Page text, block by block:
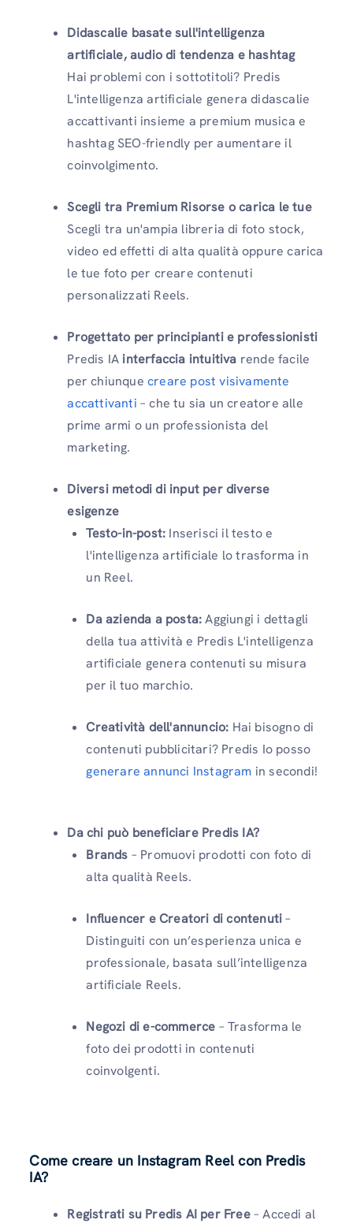
Didascalie basate sull'intelligenza
artificiale, audio di tendenza e hashtag
Hai problemi con i sottotitoli? Predis
L'intelligenza artificiale genera didascalie
accattivanti insieme a premium musica e
hashtag SEO-friendly per aumentare il
coinvolgimento.
Scegli tra Premium Risorse o carica le tue
Scegli tra un'ampia libreria di foto stock,
video ed effetti di alta qualità oppure carica
le tue foto per creare contenuti
personalizzati Reels.
Progettato per principianti e professionisti
Predis IA interfaccia intuitiva rende facile
per chiunque creare post visivamente
accattivanti – che tu sia un creatore alle
prime armi o un professionista del
marketing.
Diversi metodi di input per diverse
esigenze
Testo-in-post: Inserisci il testo e
l'intelligenza artificiale lo trasforma in
un Reel.
Da azienda a posta:Aggiungi i dettagli
della tua attività e Predis L'intelligenza
artificiale genera contenuti su misura
per il tuo marchio.
Creatività dell'annuncio: Hai bisogno di
contenuti pubblicitari? Predis Io posso
generare annunci Instagram in secondi!
Da chi può beneficiare Predis IA?
Brands – Promuovi prodotti con foto di
alta qualità Reels.
Influencer eCreatori di contenuti–
Distinguiti con un’esperienza unica e
professionale, basata sull’intelligenza
artificiale Reels.
Negozi di e-commerce – Trasforma le
foto dei prodotti in contenuti
coinvolgenti.
Come creare un Instagram Reel con Predis
IA?
Registrati su Predis AI per Free– Accedi al